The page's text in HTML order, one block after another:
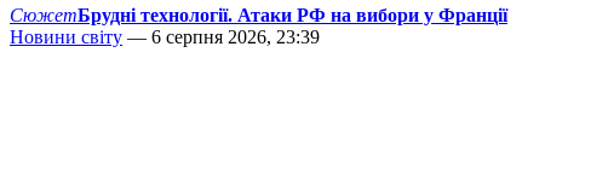
СюжетБрудні технології. Атаки РФ на вибори у Франції
Новини світу — 6 серпня 2026, 23:39